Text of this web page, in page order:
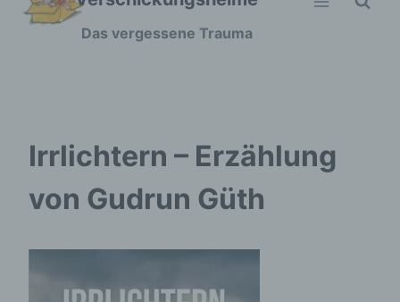
Zum
Das vergessene Trauma
Irrlichtern – Erzählung
von Gudrun Güth